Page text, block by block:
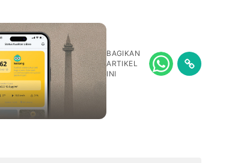
BAGIKAN
ARTIKEL
INI